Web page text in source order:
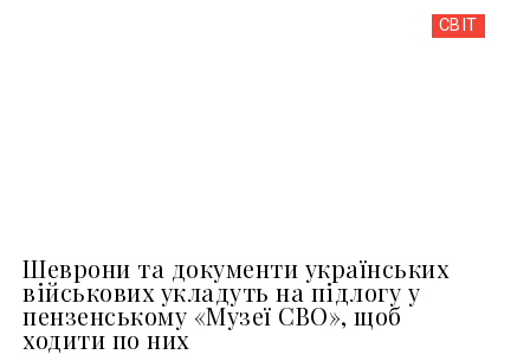
СВІТ
Шеврони та документи українських
військових укладуть на підлогу у
пензенському «Музеї СВО», щоб
ходити по них